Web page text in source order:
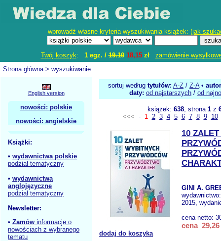
wprowadź własne kryteria wyszukiwania książek: (jak
Twój koszyk: 1 egz. /19.10 18,15zł
zamówienie
Strona główna> wyszukiwanie
English version
nowości: polskie
nowości: angielskie
Książki:
• wydawnictwa polskie
podział tematyczny
• wydawnictwa
anglojęzyczne
podział tematyczny
Newsletter:
• Zamów informacje o
nowościach z wybranego
tematu
sortuj według tytułów: A-Z / Z-A•
daty: od najstarszych / od
książek: 638, strona 1z
<<< - 1 2 3 4 5 6 7 8 9 10
10
GINI A.
2015,
cena netto:
cena 29,26
dodaj do koszyka